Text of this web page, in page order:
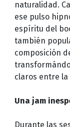
naturalidad.
ese pulso
espíritu del
también
composición
claros entre
Una jam
Durante las